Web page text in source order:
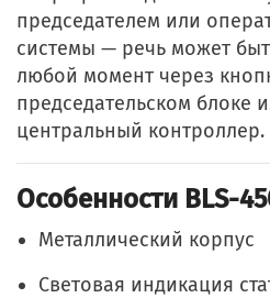
председателем или
системы — речь может
любой момент через
председательском блоке
центральный контроллер.
Особенности BLS-
Металлический корпус
Световая индикация